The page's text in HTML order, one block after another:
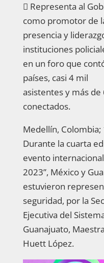
 Representa al
como promotor de
presencia y
instituciones
en un foro que
países, casi 4 mil
asistentes y más
conectados.
Medellín,
Durante la cuarta
evento
2023”, México y
estuvieron
seguridad, por la
Ejecutiva del
Guanajuato,
Huett López.